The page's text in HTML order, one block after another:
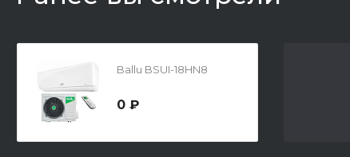
Ballu BSUI-18HN8
0 ₽